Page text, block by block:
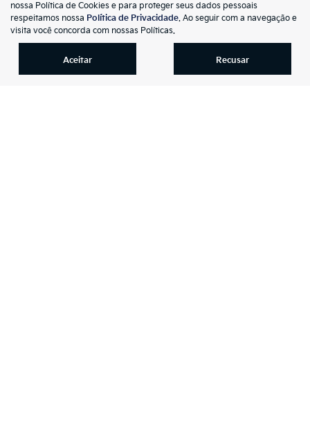
EV9
Bongo
nossa Política de Cookies e para proteger seus dados pessoais
respeitamos nossa Política de Privacidade. Ao seguir com a navegação e
visita você concorda com nossas Políticas.
Aceitar Recusar